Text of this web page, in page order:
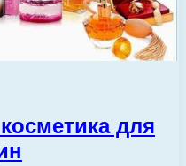
для